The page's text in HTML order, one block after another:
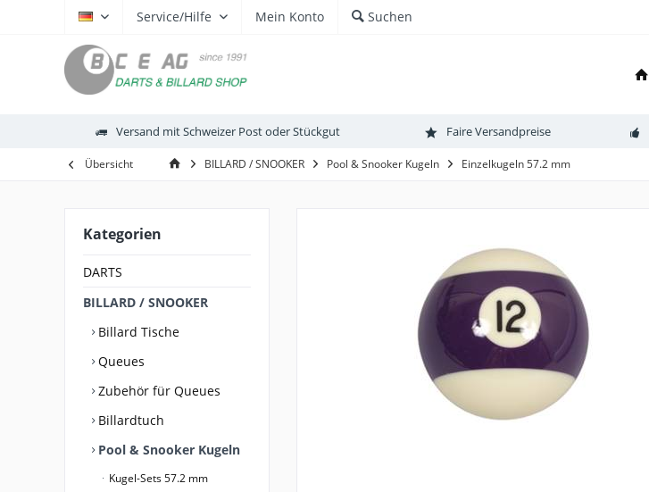
Service/Hilfe Mein Konto Suchen
Versand mit Schweizer Post oder Stückgut Faire Versandpreise
Übersicht BILLARD / SNOOKER Pool & Snooker Kugeln Einzelkugeln 57.2 mm
Kategorien
DARTS
BILLARD / SNOOKER
Billard Tische
Queues
Zubehör für Queues
Billardtuch
Pool & Snooker Kugeln
Kugel-Sets 57.2 mm